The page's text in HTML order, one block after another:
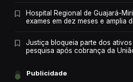
Hospital Regional de Guajará-
exames em dez meses e amplia
Justiça bloqueia parte dos
pesquisa após cobrança da
Publicidade